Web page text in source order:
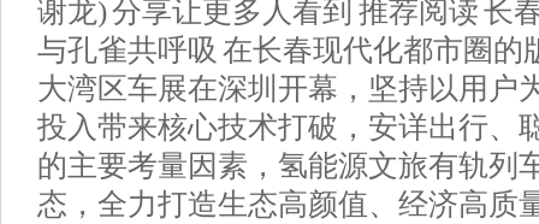
谢龙) 分享让更多人看到 推荐阅读 长
与孔雀共呼吸 在长春现代化都市圈的
大湾区车展在深圳开幕，坚持以用户
投入带来核心技术打破，安详出行、
的主要考量因素，氢能源文旅有轨列
态，全力打造生态高颜值、经济高质